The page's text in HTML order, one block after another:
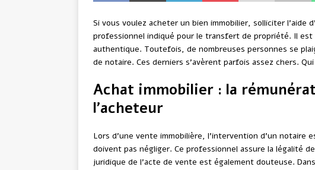
Si vous voulez acheter un bien immobilier, solliciter l’aide
professionnel indiqué pour le transfert de propriété. Il
authentique. Toutefois, de nombreuses personnes se
de notaire. Ces derniers s’avèrent parfois assez chers.
Achat immobilier : la
l’acheteur
Lors d’une vente immobilière, l’intervention d’un
doivent pas négliger. Ce professionnel assure la légalité
juridique de l’acte de vente est également douteuse.